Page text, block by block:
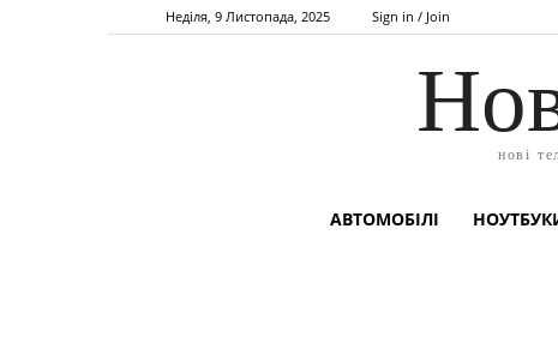
Неділя, 9 Листопада, 2025 Sign in / Join
нові
АВТОМОБІЛІ